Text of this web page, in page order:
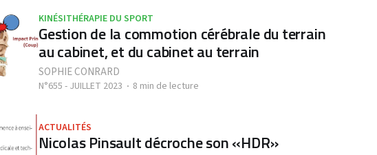
KINÉSITHÉRAPIE DU SPORT
Gestion de la commotion cérébrale du terrain
au cabinet, et du cabinet au terrain
SOPHIE CONRARD
N°655 - JUILLET 2023 8 min de lecture
ACTUALITÉS
Nicolas Pinsault décroche son «HDR»